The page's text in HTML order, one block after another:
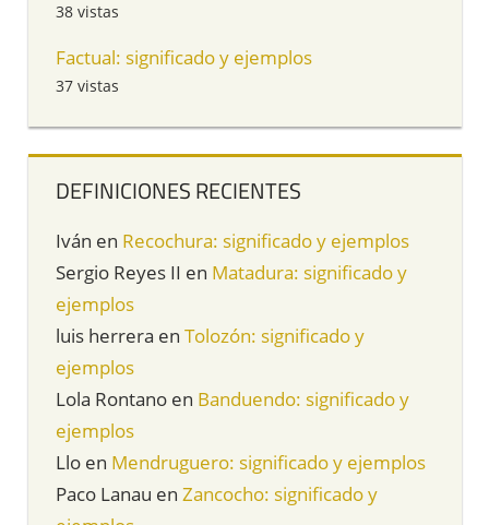
38 vistas
Factual: significado y ejemplos
37 vistas
DEFINICIONES RECIENTES
Iván en Recochura: significado y ejemplos
Sergio Reyes II en Matadura: significado y
ejemplos
luis herrera en Tolozón: significado y
ejemplos
Lola Rontano en Banduendo: significado y
ejemplos
Llo en Mendruguero: significado y ejemplos
Paco Lanau en Zancocho: significado y